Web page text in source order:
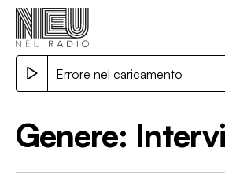
Errore nel caricamento
Genere: